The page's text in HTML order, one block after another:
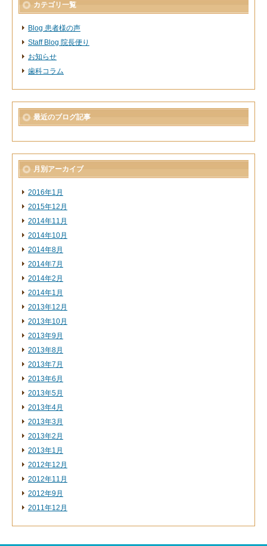
カテゴリ一覧
Blog 患者様の声
Staff Blog 院長便り
お知らせ
歯科コラム
最近のブログ記事
月別アーカイブ
2016年1月
2015年12月
2014年11月
2014年10月
2014年8月
2014年7月
2014年2月
2014年1月
2013年12月
2013年10月
2013年9月
2013年8月
2013年7月
2013年6月
2013年5月
2013年4月
2013年3月
2013年2月
2013年1月
2012年12月
2012年11月
2012年9月
2011年12月